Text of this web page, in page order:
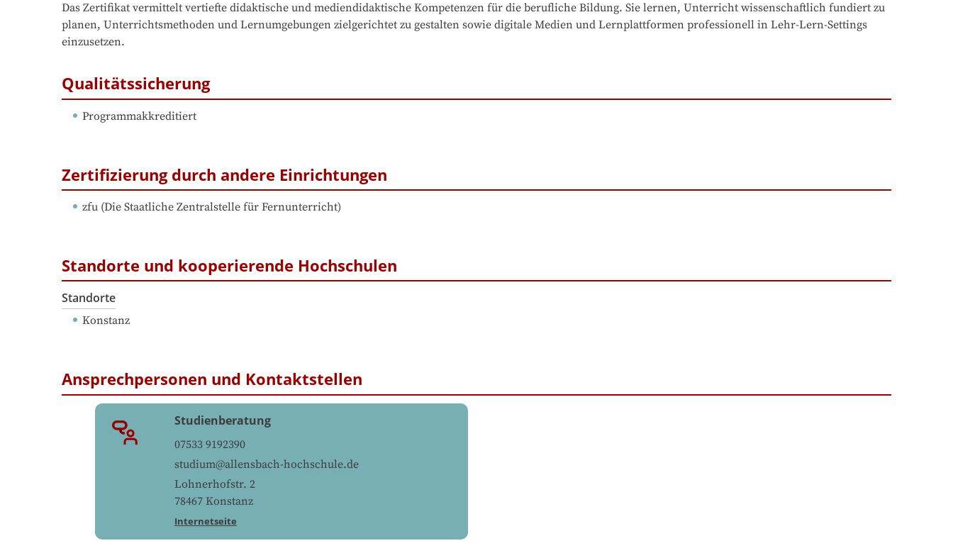
Das Zertifikat vermittelt vertiefte didaktische und mediendidaktische Kompetenzen für die berufliche Bildung. Sie lernen, Unterricht wissenschaftlich fundiert zu
planen, Unterrichtsmethoden und Lernumgebungen zielgerichtet zu gestalten sowie digitale Medien und Lernplattformen professionell in Lehr-Lern-Settings
einzusetzen.
Qualitätssicherung
Programmakkreditiert
Zertifizierung durch andere Einrichtungen
zfu (Die Staatliche Zentralstelle für Fernunterricht)
Standorte und kooperierende Hochschulen
Standorte
Konstanz
Ansprechpersonen und Kontaktstellen
Studienberatung
07533 9192390
studium@allensbach-hochschule.de
Lohnerhofstr. 2
78467 Konstanz
Internetseite